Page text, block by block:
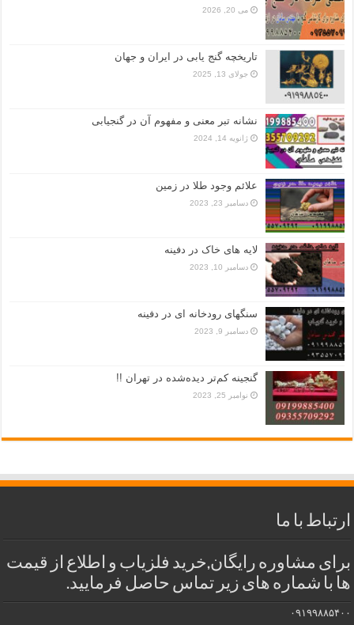
می 20, 2026
تاریخچه گنج‌ یابی در ایران و جهان
جولای 13, 2025
نشانه تبر معنی و مفهوم آن در گنجیابی
ژانویه 14, 2024
علائم وجود طلا در زمین
دسامبر 23, 2023
لایه های خاک در دفینه
دسامبر 10, 2023
سنگهای رودخانه ای در دفینه
دسامبر 9, 2023
گنجینه کم‌تر دیده‌شده در تهران !!
نوامبر 25, 2023
ارتباط با ما
برای مشاوره رایگان,خرید فلزیاب و اطلاع از قیمت
ها با شماره های زیر تماس حاصل فرمایید.
۰۹۱۹۹۸۸۵۴۰۰